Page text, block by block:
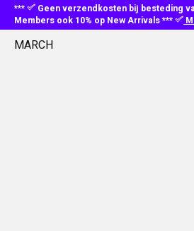
***
Geen verzendkosten bij besteding
Members ook 10% op New Arrivals ***
MARCH